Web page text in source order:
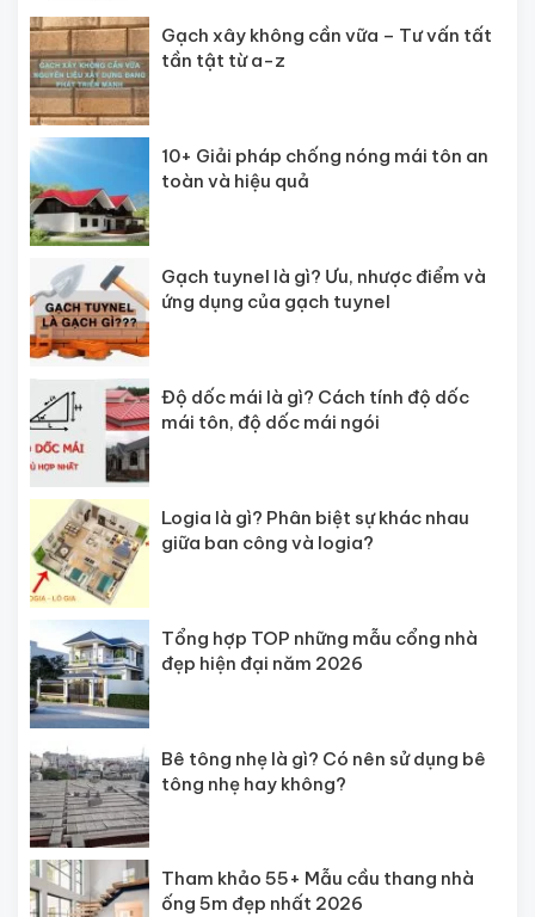
Gạch xây không cần vữa – Tư vấn tất
tần tật từ a-z
10+ Giải pháp chống nóng mái tôn an
toàn và hiệu quả
Gạch tuynel là gì? Ưu, nhược điểm và
ứng dụng của gạch tuynel
Độ dốc mái là gì? Cách tính độ dốc
mái tôn, độ dốc mái ngói
Logia là gì? Phân biệt sự khác nhau
giữa ban công và logia?
Tổng hợp TOP những mẫu cổng nhà
đẹp hiện đại năm 2026
Bê tông nhẹ là gì? Có nên sử dụng bê
tông nhẹ hay không?
Tham khảo 55+ Mẫu cầu thang nhà
ống 5m đẹp nhất 2026